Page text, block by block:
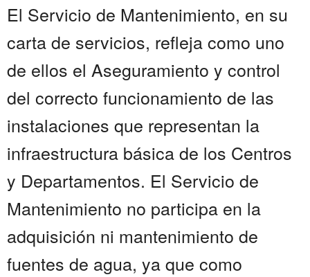
El Servicio de Mantenimiento, en su
carta de servicios, refleja como uno
de ellos el Aseguramiento y control
del correcto funcionamiento de las
instalaciones que representan la
infraestructura básica de los Centros
y Departamentos. El Servicio de
Mantenimiento no participa en la
adquisición ni mantenimiento de
fuentes de agua, ya que como